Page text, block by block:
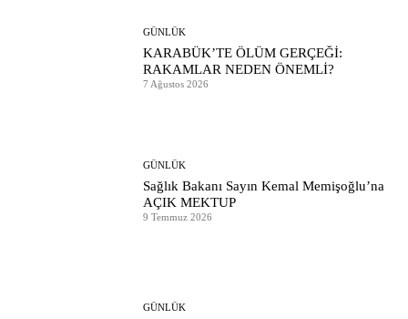
GÜNLÜK
KARABÜK’TE ÖLÜM GERÇEĞİ:
RAKAMLAR NEDEN ÖNEMLİ?
7 Ağustos 2026
GÜNLÜK
Sağlık Bakanı Sayın Kemal Memişoğlu’na
AÇIK MEKTUP
9 Temmuz 2026
GÜNLÜK